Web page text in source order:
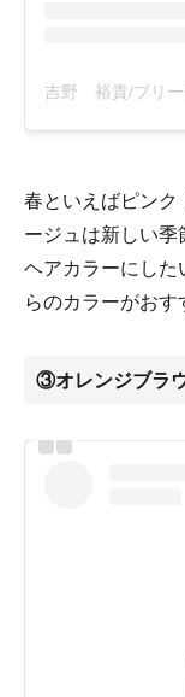
春といえばピンク
ージュは新しい季
ヘアカラーにした
らのカラーがお
③オレンジブラ